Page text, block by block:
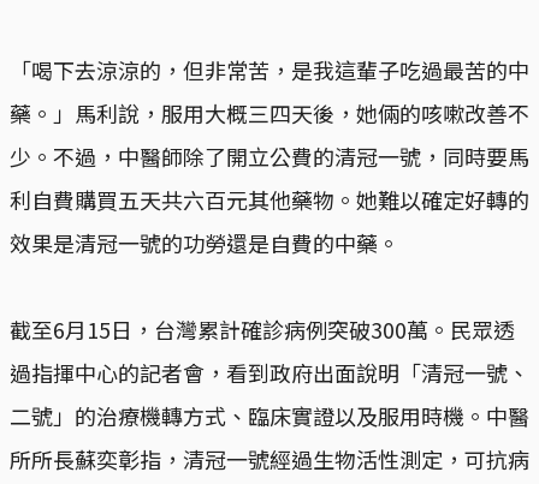
「喝下去涼涼的，但非常苦，是我這輩子吃過最苦的中
藥。」馬利說，服用大概三四天後，她倆的咳嗽改善不
少。不過，中醫師除了開立公費的清冠一號，同時要馬
利自費購買五天共六百元其他藥物。她難以確定好轉的
效果是清冠一號的功勞還是自費的中藥。
截至6月15日，台灣累計確診病例突破300萬。民眾透
過指揮中心的記者會，看到政府出面說明「清冠一號、
二號」的治療機轉方式、臨床實證以及服用時機。中醫
所所長蘇奕彰指，清冠一號經過生物活性測定，可抗病